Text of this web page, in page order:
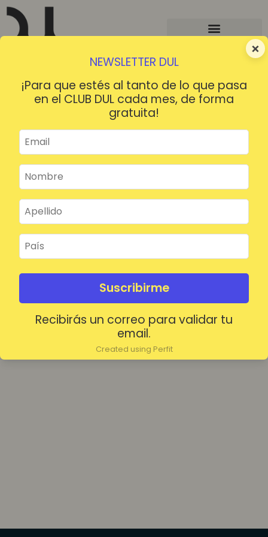
×
NEWSLETTER DUL
¡Para que estés al tanto de lo que pasa
en el CLUB DUL cada mes, de forma
gratuita!
Suscribirme
Recibirás un correo para validar tu
email.
Created using Perfit
¡HOLA!
Mantenerme conectado
Acceder